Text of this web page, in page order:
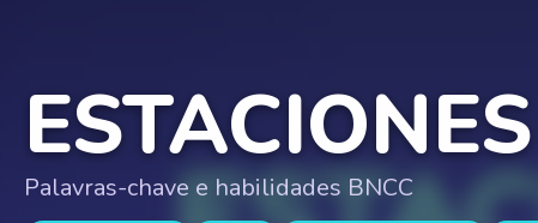
Palavras-chave e habilidades BNCC